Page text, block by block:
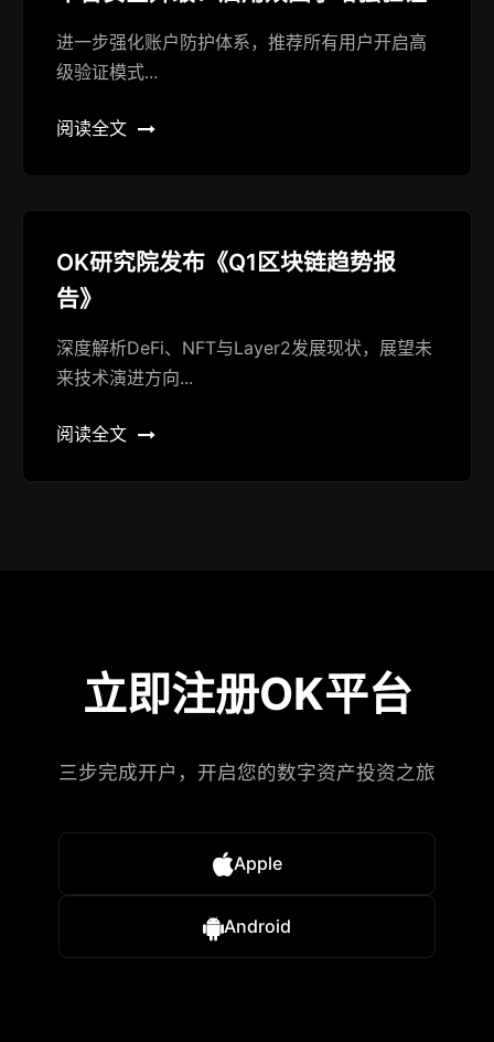
进一步强化账户防护体系，推荐所有用户开启高
级验证模式...
阅读全文
OK研究院发布《Q1区块链趋势报
告》
深度解析DeFi、NFT与Layer2发展现状，展望未
来技术演进方向...
阅读全文
立即注册OK平台
三步完成开户，开启您的数字资产投资之旅
Apple
Android